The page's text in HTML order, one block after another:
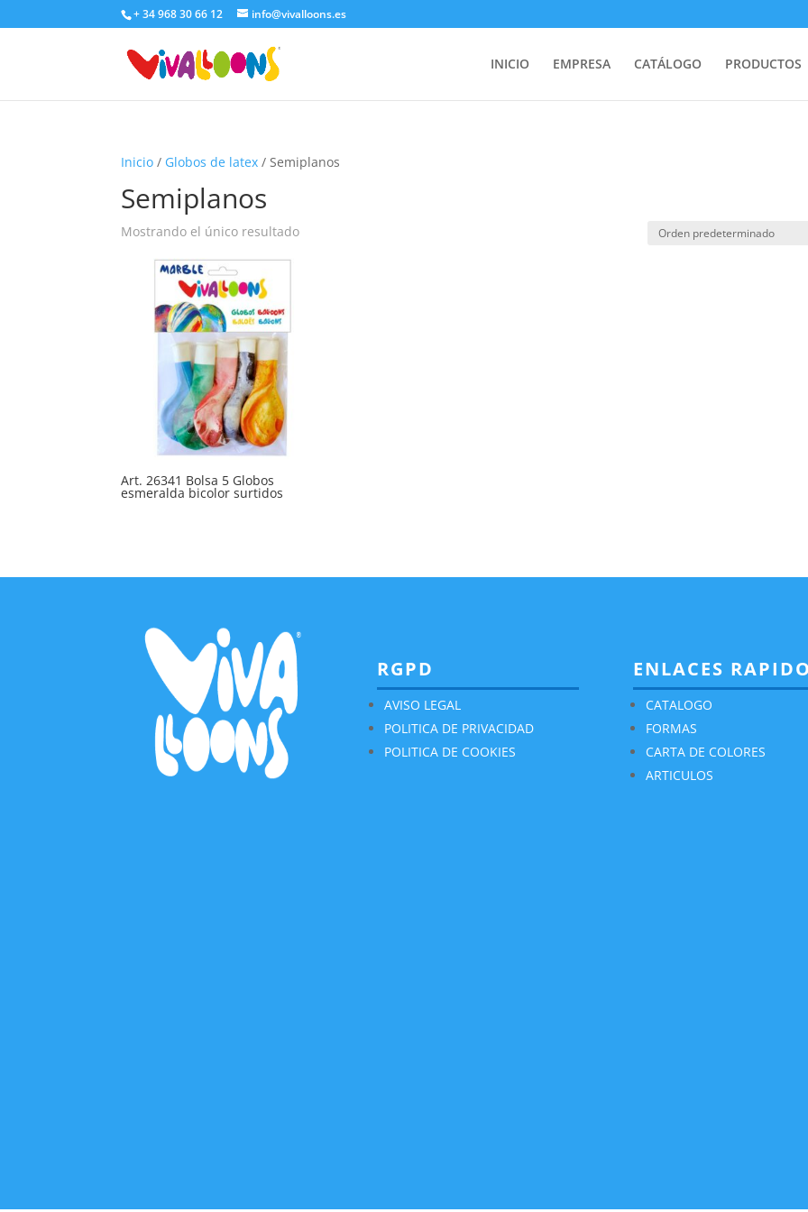
+ 34 968 30 66 12 info@vivalloons.es
INICIO EMPRESA CATÁLOGO PRODUCTOS
Inicio / Globos de latex / Semiplanos
Semiplanos
Mostrando el único resultado
Art. 26341 Bolsa 5 Globos
esmeralda bicolor surtidos
RGPD
AVISO LEGAL
POLITICA DE PRIVACIDAD
POLITICA DE COOKIES
ENLACES
CATALOGO
FORMAS
CARTA DE COLORES
ARTICULOS